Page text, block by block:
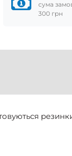
сума
300 грн